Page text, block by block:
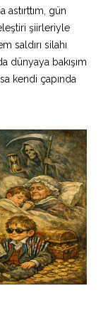
astırttım, gün
şiirleriyle
saldırı silahı
dünyaya bakışım
kendi çapında